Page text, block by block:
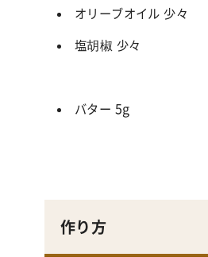
オリーブオイル 少々
塩胡椒 少々
バター 5g
作り方